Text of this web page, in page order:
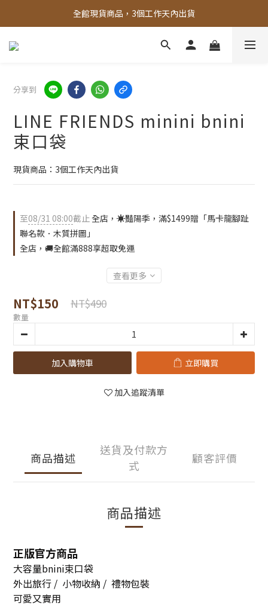
全館，滿888超取免運｜滿1500宅配免運
全館，滿888超取免運｜滿1500宅配免運
分享到
LINE FRIENDS minini bnini
束口袋
現貨商品：3個工作天內出貨
至08/31 08:00截止全店，☀️豔陽季，滿$1499贈「馬卡龍腳趾
聯名款．木質拼圖」
全店，🚚全館滿888享超取免運
查看更多
NT$150 NT$490
數量
加入購物車 立即購買
加入追蹤清單
商品描述
送貨及付款方
式
顧客評價
商品描述
正版官方商品
大容量bnini束口袋
外出旅行 / 小物收納 / 禮物包裝
可愛又實用